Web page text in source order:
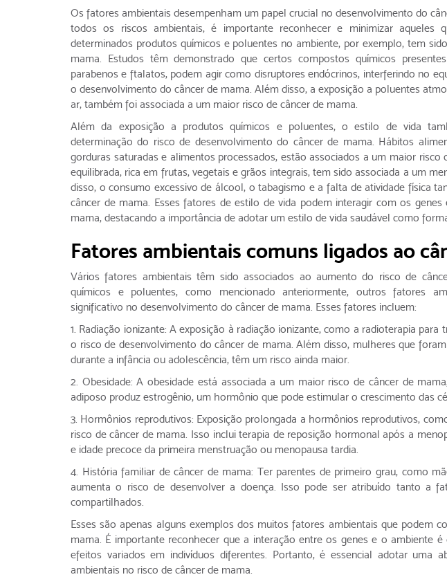
Os fatores ambientais desempenham um papel crucial no desenvolvimento do
todos os riscos ambientais, é importante reconhecer e minimizar aqueles
determinados produtos químicos e poluentes no ambiente, por exemplo, tem
mama. Estudos têm demonstrado que certos compostos químicos
parabenos e ftalatos, podem agir como disruptores endócrinos, interferindo no
o desenvolvimento do câncer de mama. Além disso, a exposição a poluentes
ar, também foi associada a um maior risco de câncer de mama.
Além da exposição a produtos químicos e poluentes, o estilo de vida
determinação do risco de desenvolvimento do câncer de mama. Hábitos
gorduras saturadas e alimentos processados, estão associados a um maior
equilibrada, rica em frutas, vegetais e grãos integrais, tem sido associada a um
disso, o consumo excessivo de álcool, o tabagismo e a falta de atividade física
câncer de mama. Esses fatores de estilo de vida podem interagir com os
mama, destacando a importância de adotar um estilo de vida saudável como
Fatores ambientais comuns ligados ao
Vários fatores ambientais têm sido associados ao aumento do risco de
químicos e poluentes, como mencionado anteriormente, outros fatores
significativo no desenvolvimento do câncer de mama. Esses fatores incluem:
1. Radiação ionizante: A exposição à radiação ionizante, como a radioterapia
o risco de desenvolvimento do câncer de mama. Além disso, mulheres que
durante a infância ou adolescência, têm um risco ainda maior.
2. Obesidade: A obesidade está associada a um maior risco de câncer de
adiposo produz estrogênio, um hormônio que pode estimular o crescimento das
3. Hormônios reprodutivos: Exposição prolongada a hormônios reprodutivos,
risco de câncer de mama. Isso inclui terapia de reposição hormonal após a
e idade precoce da primeira menstruação ou menopausa tardia.
4. História familiar de câncer de mama: Ter parentes de primeiro grau, como
aumenta o risco de desenvolver a doença. Isso pode ser atribuído tanto a
compartilhados.
Esses são apenas alguns exemplos dos muitos fatores ambientais que podem
mama. É importante reconhecer que a interação entre os genes e o ambiente
efeitos variados em indivíduos diferentes. Portanto, é essencial adotar uma
ambientais no risco de câncer de mama.